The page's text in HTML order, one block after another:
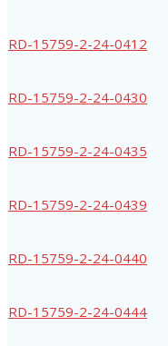
RD-15759-2-24-0412
RD-15759-2-24-0430
RD-15759-2-24-0435
RD-15759-2-24-0439
RD-15759-2-24-0440
RD-15759-2-24-0444